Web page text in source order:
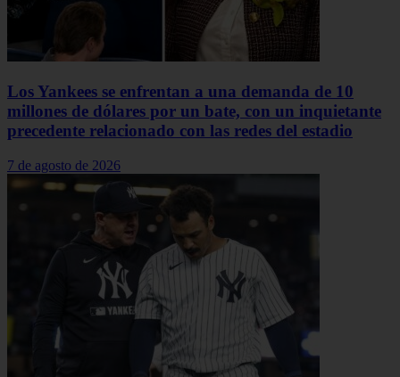
Los Yankees se enfrentan a una demanda de 10
millones de dólares por un bate, con un inquietante
precedente relacionado con las redes del estadio
7 de agosto de 2026